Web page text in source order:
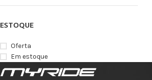
ESTOQUE
Oferta
Em estoque